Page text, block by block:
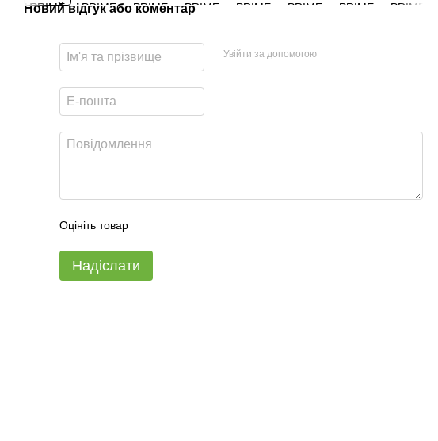
Новий відгук або коментар
Увійти за допомогою
Оцініть товар
Надіслати